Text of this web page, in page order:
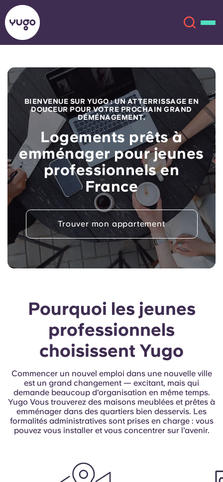
À propos
Lieux
Plus
Compte Langue
English (GB)
English (US)
Español
Deutsch
Italian
French
Sélectionnez un pays
Sélectionnez une ville
Choisissez une résidence
Réservez maintenant
English (GB)
English (US)
Chinese Español
Català Deutsch
Italian French
Portuguese
BIENVENUE SUR YUGO : UN ATTERRISSAGE EN
DOUCEUR POUR VOTRE PROCHAIN GRAND
DÉMÉNAGEMENT.
Logements prêts à
emménager pour jeunes
professionnels en
France
Trouver mon appartement
Pourquoi les jeunes
professionnels
choisissent Yugo
Commencer un nouvel emploi dans une nouvelle ville
est un grand changement — excitant, mais qui
demande beaucoup d'organisation en même temps.
Yugo Vous trouverez des maisons meublées et prêtes à
emménager dans des quartiers bien desservis. Les
formalités administratives sont prises en charge : vous
pouvez vous installer et vous concentrer sur l’avenir.